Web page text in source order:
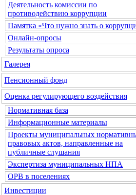
Деятельность комиссии по
противодействию коррупции
Памятка «Что нужно знать о
Онлайн-опросы
Результаты опроса
Галерея
Пенсионный фонд
Оценка регулирующего воздействия
Нормативная база
Информационные материалы
Проекты муниципальных
правовых актов, направленные на
публичные слушания
Экспертиза муниципальных НПА
ОРВ в поселениях
Инвестиции